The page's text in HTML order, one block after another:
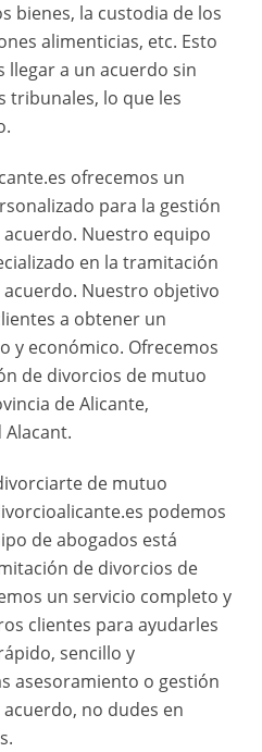
bienes, la custodia de los
alimenticias, etc. Esto
llegar a un acuerdo sin
tribunales, lo que les
ofrecemos un
para la gestión
Nuestro equipo
en la tramitación
Nuestro objetivo
a obtener un
y económico. Ofrecemos
de divorcios de mutuo
de Alicante,
Alacant.
de mutuo
podemos
de abogados está
de divorcios de
un servicio completo y
clientes para ayudarles
sencillo y
asesoramiento o gestión
no dudes en